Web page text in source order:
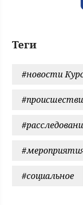
Теги
#новости
#социальное